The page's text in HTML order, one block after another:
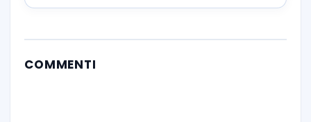
COMMENTI